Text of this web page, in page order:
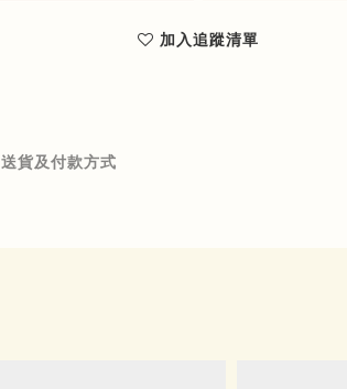
加入追蹤清單
送貨及付款方式